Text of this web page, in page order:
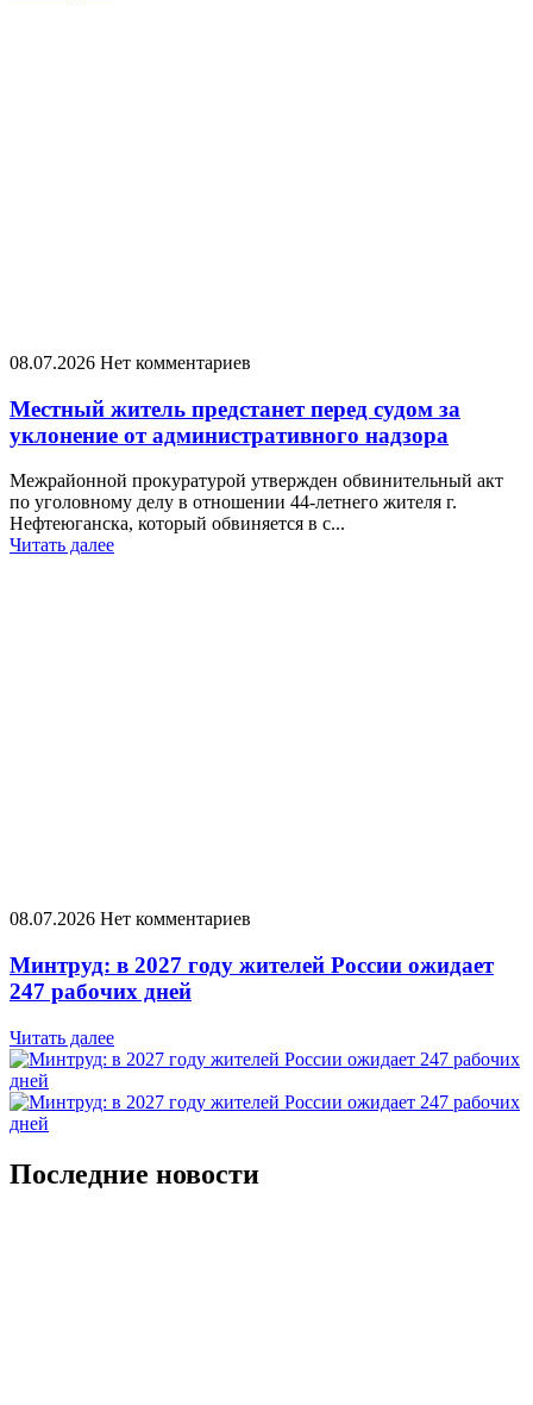
08.07.2026 Нет комментариев
Местный житель предстанет перед судом за
уклонение от административного надзора
Межрайонной прокуратурой утвержден обвинительный акт
по уголовному делу в отношении 44-летнего жителя г.
Нефтеюганска, который обвиняется в с...
Читать далее
08.07.2026 Нет комментариев
Минтруд: в 2027 году жителей России ожидает
247 рабочих дней
Читать далее
Последние новости